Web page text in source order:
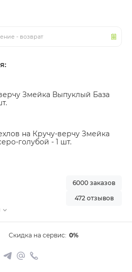
- возврат
Змейка Выпуклый База
на Кручу-верчу Змейка
голубой - 1 шт.
6000 заказов
472 отзывов
Скидка на сервис: 0%